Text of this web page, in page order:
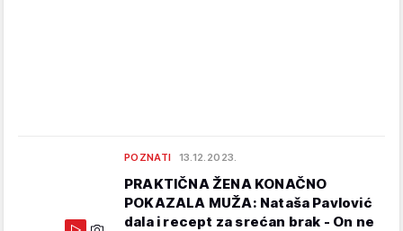
POZNATI 13.12.2023.
PRAKTIČNA ŽENA KONAČNO
POKAZALA MUŽA: Nataša Pavlović
dala i recept za srećan brak - On ne